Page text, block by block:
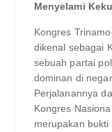
Menyelami
Kongres
dikenal sebagai
sebuah partai
dominan di
Perjalanannya
Kongres
merupakan bukti